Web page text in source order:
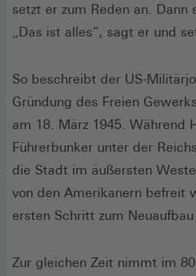
setzt er zum Reden an. Dann
„Das ist alles“, sagt er und
So beschreibt der US-
Gründung des Freien
am 18. März 1945. Während
Führerbunker unter der
die Stadt im äußersten
von den Amerikanern befreit
ersten Schritt zum
Zur gleichen Zeit nimmt im